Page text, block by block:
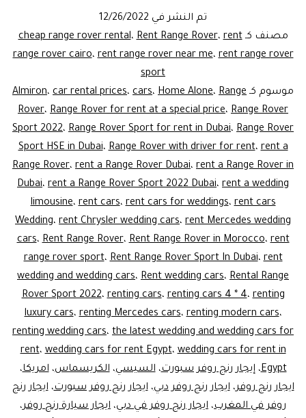
تم النشر في 12/26/2022
مصنف كـ
cheap range rover rental،Rent Range Rover،rent
range rover cairo،rent range rover near me،rent range rover
sport
موسوم كـ
Almiron، car rental prices، cars، Home Alone، Range
Rover، Range Rover for rent at a special price، Range Rover
Sport 2022، Range Rover Sport for rent in Dubai، Range Rover
Sport HSE in Dubai،Range Rover with driver for rent،rent a
Range Rover، rent a Range Rover Dubai، rent a Range Rover in
Dubai، rent a Range Rover Sport 2022 Dubai، rent a wedding
limousine،rent cars،rent cars for weddings،rent cars
Wedding، rent Chrysler wedding cars، rent Mercedes wedding
cars،Rent Range Rover،Rent Range Rover in Morocco،rent
range rover sport،Rent Range Rover Sport In Dubai،rent
wedding and wedding cars، Rent wedding cars، Rental Range
Rover Sport 2022،renting cars،renting cars 4 * 4،renting
luxury cars،renting Mercedes cars،renting modern cars،
renting wedding cars، the latest wedding and wedding cars for
rent،wedding cars for rent Egypt،wedding cars for rent in
Egypt،إيجار رنج روفر سبورت،السيسي،الكريسماس،امريكا،
ايجار رنج روفر،ايجار رنج روفر دبي،ايجار رنج روفر سبورت،ايجار رنج
روفر في المغرب، ايجار رنج روفر في دبي، ايجار سيارة رنج روفر،